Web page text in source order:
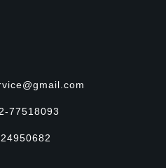
77518093
24950682